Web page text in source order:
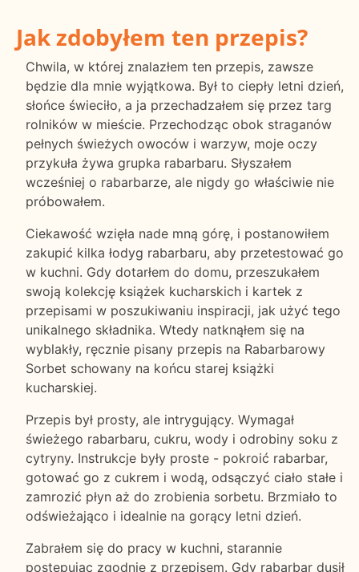
Jak zdobyłem ten przepis?
Chwila, w której znalazłem ten przepis, zawsze
będzie dla mnie wyjątkowa. Był to ciepły letni dzień,
słońce świeciło, a ja przechadzałem się przez targ
rolników w mieście. Przechodząc obok straganów
pełnych świeżych owoców i warzyw, moje oczy
przykuła żywa grupka rabarbaru. Słyszałem
wcześniej o rabarbarze, ale nigdy go właściwie nie
próbowałem.
Ciekawość wzięła nade mną górę, i postanowiłem
zakupić kilka łodyg rabarbaru, aby przetestować go
w kuchni. Gdy dotarłem do domu, przeszukałem
swoją kolekcję książek kucharskich i kartek z
przepisami w poszukiwaniu inspiracji, jak użyć tego
unikalnego składnika. Wtedy natknąłem się na
wyblakły, ręcznie pisany przepis na Rabarbarowy
Sorbet schowany na końcu starej książki
kucharskiej.
Przepis był prosty, ale intrygujący. Wymagał
świeżego rabarbaru, cukru, wody i odrobiny soku z
cytryny. Instrukcje były proste - pokroić rabarbar,
gotować go z cukrem i wodą, odsączyć ciało stałe i
zamrozić płyn aż do zrobienia sorbetu. Brzmiało to
odświeżająco i idealnie na gorący letni dzień.
Zabrałem się do pracy w kuchni, starannie
postępując zgodnie z przepisem. Gdy rabarbar dusił